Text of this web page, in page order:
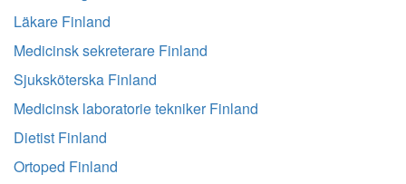
Läkare Finland
Medicinsk sekreterare Finland
Sjuksköterska Finland
Medicinsk laboratorie tekniker Finland
Dietist Finland
Ortoped Finland